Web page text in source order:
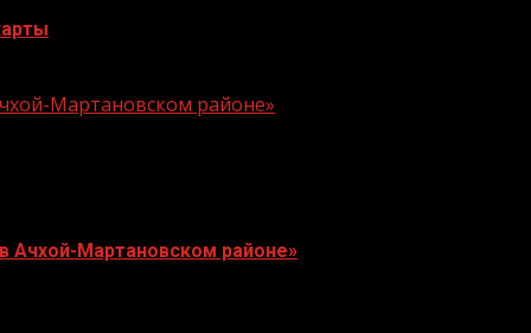
Мартановском районе»
Ачхой-Мартановском районе»